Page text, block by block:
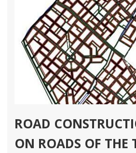
ROAD
ON ROADS OF THE